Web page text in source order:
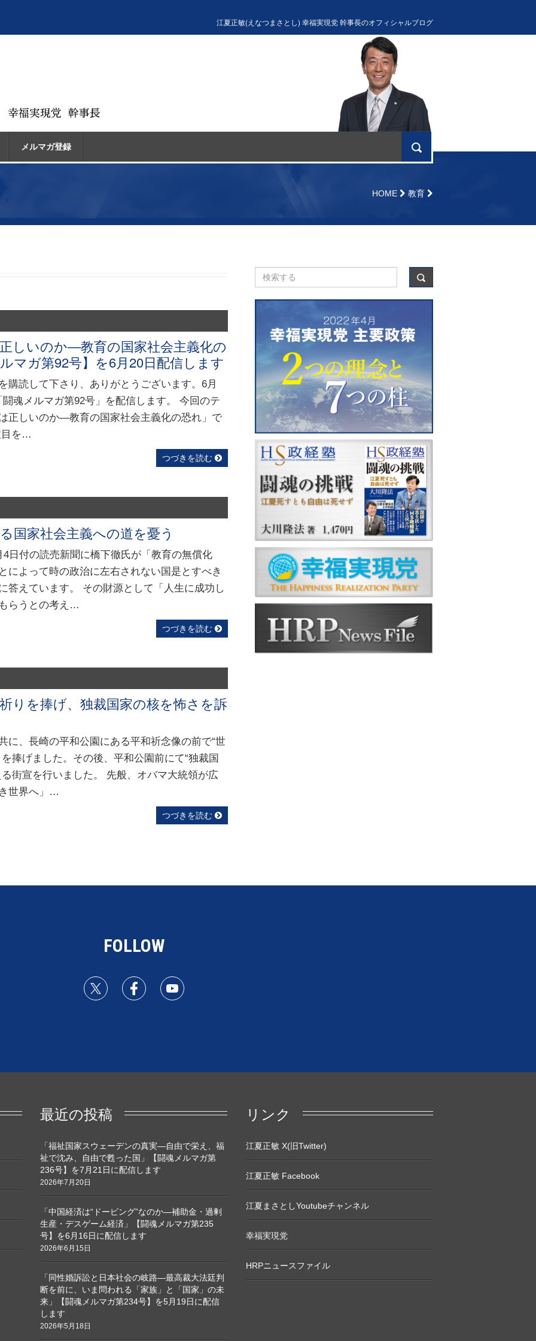
江夏正敏(えなつまさとし) 幸福実現党 幹事長のオフィシャルブログ
メルマガ登録
HOME 教育
正しいのか―教育の国家社会主義化の
マガ第92号】を6月20日配信します
購読して下さり、ありがとうございます。6月
魂メルマガ第92号」を配信します。 今回のテ
正しいのか―教育の国家社会主義化の恐れ」で
目を…
つづきを読む
国家社会主義への道を憂う
4日付の読売新聞に橋下徹氏が「教育の無償化
によって時の政治に左右されない国是とすべき
答えています。 その財源として「人生に成功し
らうとの考え…
つづきを読む
りを捧げ、独裁国家の核を怖さを訴
に、長崎の平和公園にある平和祈念像の前で“世
捧げました。その後、平和公園前にて“独裁国
街宣を行いました。 先般、オバマ大統領が広
世界へ」…
つづきを読む
FOLLOW
最近の投稿
「福祉国家スウェーデンの真実―自由で栄え、福
祉で沈み、自由で甦った国」【闘魂メルマガ第
236号】を7月21日に配信します
2026年7月20日
「中国経済は“ドーピング”なのか―補助金・過剰
生産・デスゲーム経済」【闘魂メルマガ第235
号】を6月16日に配信します
2026年6月15日
「同性婚訴訟と日本社会の岐路―最高裁大法廷判
断を前に、いま問われる「家族」と「国家」の未
来」【闘魂メルマガ第234号】を5月19日に配信
します
2026年5月18日
リンク
江夏正敏 X(旧Twitter)
江夏正敏 Facebook
江夏まさとしYoutubeチャンネル
幸福実現党
HRPニュースファイル